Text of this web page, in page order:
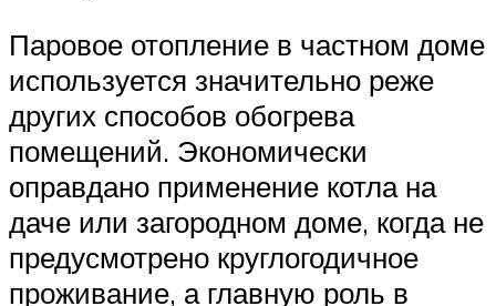
Паровое отопление в частном доме
используется значительно реже
других способов обогрева
помещений. Экономически
оправдано применение котла на
даче или загородном доме, когда не
предусмотрено круглогодичное
проживание, а главную роль в